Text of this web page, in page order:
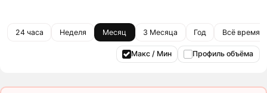
24 часа Неделя Месяц 3 Месяца Год Всё время
Макс / Мин Профиль объёма